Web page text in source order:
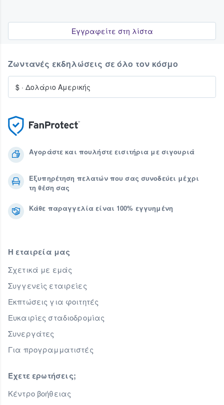
Εγγραφείτε στη λίστα
Αγοράστε και πουλήστε εισιτήρια με σιγουριά
Εξυπηρέτηση πελατών που σας συνοδεύει μέχρι
τη θέση σας
Κάθε παραγγελία είναι 100% εγγυημένη
Η εταιρεία μας
Σχετικά με εμάς
Συγγενείς εταιρείες
Εκπτώσεις για φοιτητές
Ευκαιρίες σταδιοδρομίας
Συνεργάτες
Για προγραμματιστές
Έχετε ερωτήσεις;
Κέντρο βοήθειας
Ζωντανές εκδηλώσεις σε όλο τον κόσμο
$ · Δολάριο Αμερικής